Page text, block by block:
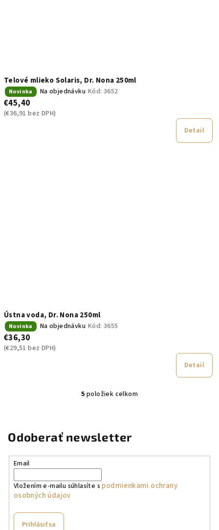
Telové mlieko Solaris, Dr. Nona 250ml
Novinka Na objednávku Kód:3652
€45,40
(€36,91 bez DPH)
Detail
Ústna voda, Dr. Nona 250ml
Novinka Na objednávku Kód:3655
€36,30
(€29,51 bez DPH)
Detail
O
á
d
a
e
5 položiek celkom
Odoberať newsletter
Email
Vložením e-mailu súhlasíte s podmienkami ochrany
osobných údajov
Prihlásiť sa